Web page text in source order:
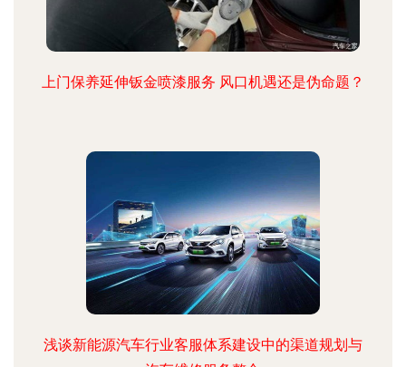
上门保养延伸钣金喷漆服务 风口机遇还是伪命题？
浅谈新能源汽车行业客服体系建设中的渠道规划与